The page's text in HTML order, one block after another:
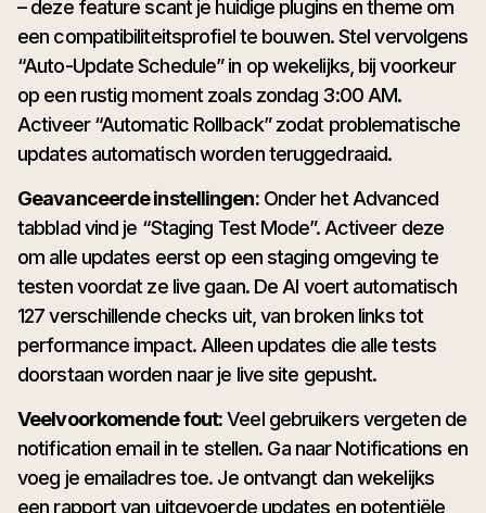
– deze feature scant je huidige plugins en theme om
een compatibiliteitsprofiel te bouwen. Stel vervolgens
“Auto-Update Schedule” in op wekelijks, bij voorkeur
op een rustig moment zoals zondag 3:00 AM.
Activeer “Automatic Rollback” zodat problematische
updates automatisch worden teruggedraaid.
Geavanceerde instellingen:Onder het Advanced
tabblad vind je “Staging Test Mode”. Activeer deze
om alle updates eerst op een staging omgeving te
testen voordat ze live gaan. De AI voert automatisch
127 verschillende checks uit, van broken links tot
performance impact. Alleen updates die alle tests
doorstaan worden naar je live site gepusht.
Veelvoorkomende fout:Veel gebruikers vergeten de
notification email in te stellen. Ga naar Notifications en
voeg je emailadres toe. Je ontvangt dan wekelijks
een rapport van uitgevoerde updates en potentiële